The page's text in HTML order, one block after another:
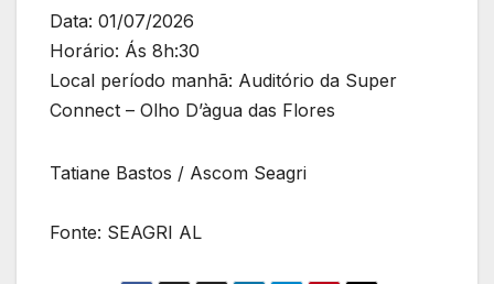
Data: 01/07/2026
Horário: Ás 8h:30
Local período manhã: Auditório da Super
Connect – Olho D’àgua das Flores
Tatiane Bastos / Ascom Seagri
Fonte: SEAGRI AL